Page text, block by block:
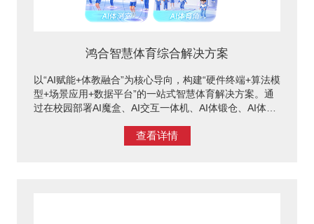
鸿合智慧体育综合解决方案
以“AI赋能+体教融合”为核心导向，构建“硬件终端+算法模
型+场景应用+数据平台”的一站式智慧体育解决方案。通
过在校园部署AI魔盒、AI交互一体机、AI体锻仓、AI体测
AI算法、大数据分析、物联网等核心技术，打造“实时捕
查看详情